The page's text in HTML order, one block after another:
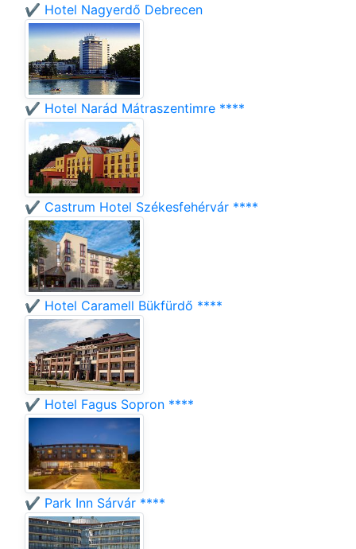
✔️ Hotel Nagyerdő Debrecen
✔️ Hotel Narád Mátraszentimre ****
✔️ Castrum Hotel Székesfehérvár ****
✔️ Hotel Caramell Bükfürdő ****
✔️ Hotel Fagus Sopron ****
✔️ Park Inn Sárvár ****